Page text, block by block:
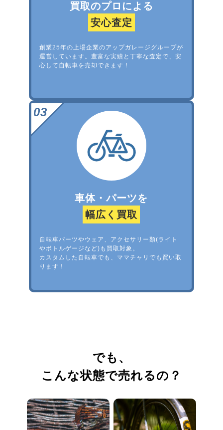
買取のプロによる
安心査定
創業25年の上場企業のアップガレージグループが
運営しています。豊富な実績と丁寧な査定で、安
心して自転車を売却できます！
車体・パーツを
幅広く買取
自転車パーツやウェア、アクセサリー類(ライト
やボトルゲージなど)も買取対象。
カスタムした自転車でも、ママチャリでも買い取
ります！
でも、
こんな状態で売れるの？